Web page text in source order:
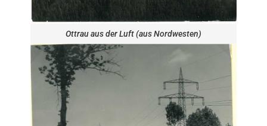
Ottrau aus der Luft (aus Nordwesten)